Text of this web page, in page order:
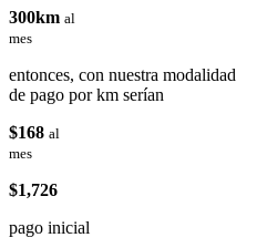
300km al
mes
entonces, con nuestra modalidad
de pago por km serían
$168 al
mes
$1,726
pago inicial